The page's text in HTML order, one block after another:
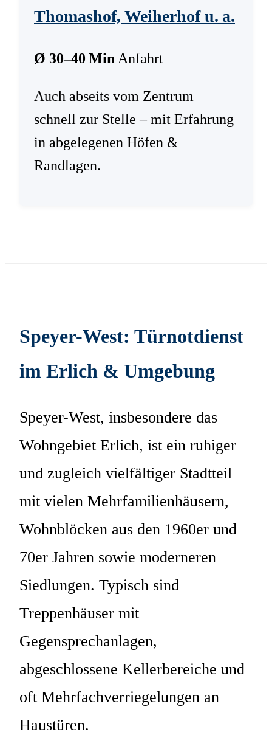
Thomashof, Weiherhof u. a.
Ø 30–40 Min Anfahrt
Auch abseits vom Zentrum
schnell zur Stelle – mit Erfahrung
in abgelegenen Höfen &
Randlagen.
Speyer-West: Türnotdienst
im Erlich & Umgebung
Speyer-West, insbesondere das
Wohngebiet Erlich, ist ein ruhiger
und zugleich vielfältiger Stadtteil
mit vielen Mehrfamilienhäusern,
Wohnblöcken aus den 1960er und
70er Jahren sowie moderneren
Siedlungen. Typisch sind
Treppenhäuser mit
Gegensprechanlagen,
abgeschlossene Kellerbereiche und
oft Mehrfachverriegelungen an
Haustüren.